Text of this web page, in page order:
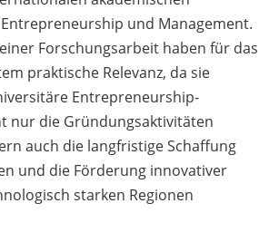
und Management.
Forschungsarbeit haben für das
praktische Relevanz, da sie
Entrepreneurship-
nur die Gründungsaktivitäten
auch die langfristige Schaffung
und die Förderung innovativer
starken Regionen